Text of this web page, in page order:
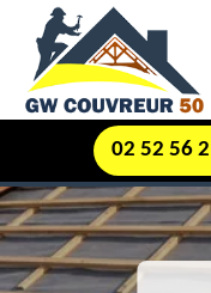
02 52 56